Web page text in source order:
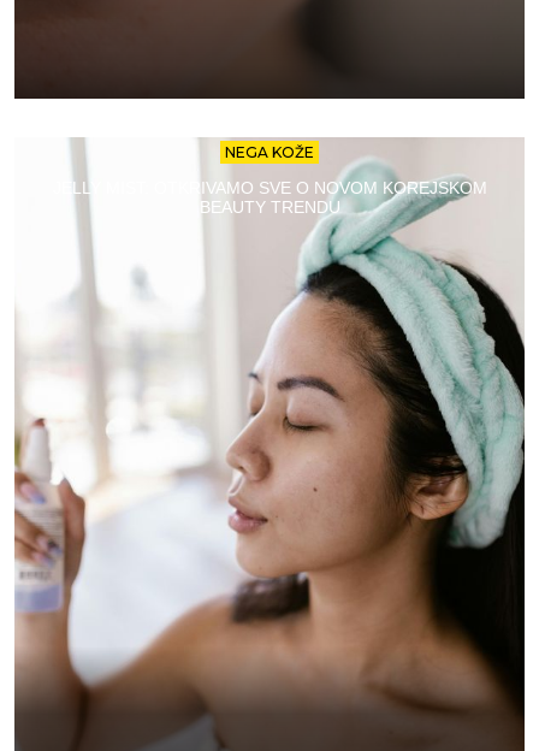
NEGA KOŽE
JELLY MIST: OTKRIVAMO SVE O NOVOM KOREJSKOM
BEAUTY TRENDU